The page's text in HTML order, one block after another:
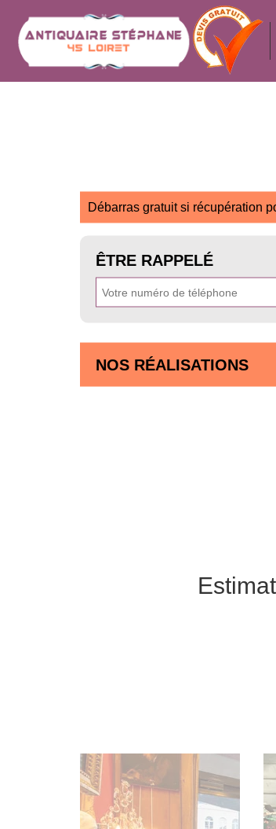
Débarras gratuit si récupération
ÊTRE RAPPELÉ
NOS RÉALISATIONS